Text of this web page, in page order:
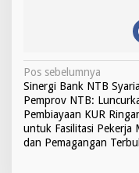
N
a
v
i
Pos sebelumnya
Sinergi Bank NTB
Pemprov NTB:
Pembiayaan KUR
untuk Fasilitasi Pekerja
dan Pemagangan